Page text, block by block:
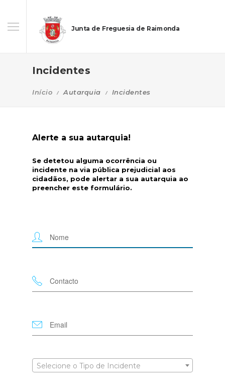
Junta de Freguesia de Raimonda
Incidentes
Início Autarquia Incidentes
Alerte a sua autarquia!
Se detetou alguma ocorrência ou
incidente na via pública prejudicial aos
cidadãos, pode alertar a sua autarquia ao
preencher este formulário.
Selecione o Tipo de Incidente